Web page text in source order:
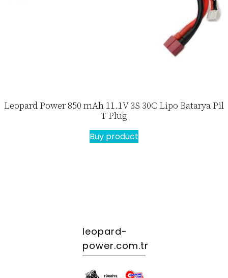
Leopard Power 850 mAh 11.1V 3S 30C Lipo Batarya Pil
T Plug
Buy product
leopard-
power.com.tr